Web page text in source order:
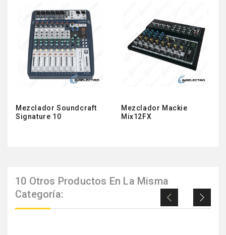
Mezclador Soundcraft
Signature 10
Mezclador Mackie
Mix12FX
10 Otros Productos En La Misma
Categoría: